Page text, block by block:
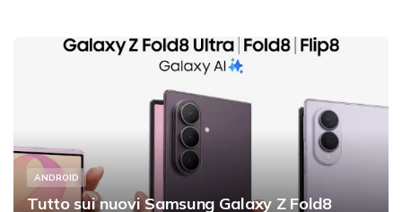
ANDROID
Tutto sui nuovi Samsung Galaxy Z Fold8